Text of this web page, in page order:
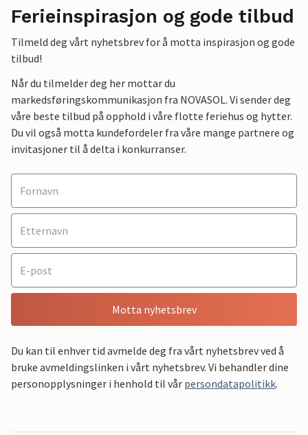
Ferieinspirasjon og gode tilbud
Tilmeld deg vårt nyhetsbrev for å motta inspirasjon og gode
tilbud!
Når du tilmelder deg her mottar du
markedsføringskommunikasjon fra NOVASOL. Vi sender deg
våre beste tilbud på opphold i våre flotte feriehus og hytter.
Du vil også motta kundefordeler fra våre mange partnere og
invitasjoner til å delta i konkurranser.
Motta nyhetsbrev
Du kan til enhver tid avmelde deg fra vårt nyhetsbrev ved å
bruke avmeldingslinken i vårt nyhetsbrev. Vi behandler dine
personopplysninger i henhold til vår persondatapolitikk.